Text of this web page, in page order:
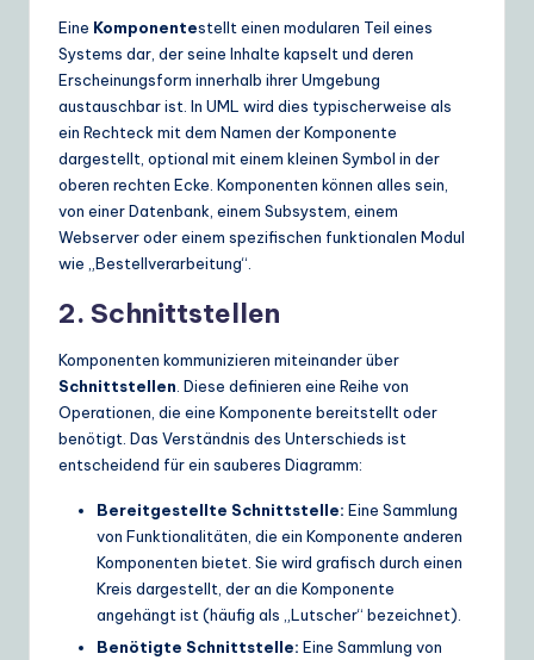
Eine Komponentestellt einen modularen Teil eines
Systems dar, der seine Inhalte kapselt und deren
Erscheinungsform innerhalb ihrer Umgebung
austauschbar ist. In UML wird dies typischerweise als
ein Rechteck mit dem Namen der Komponente
dargestellt, optional mit einem kleinen Symbol in der
oberen rechten Ecke. Komponenten können alles sein,
von einer Datenbank, einem Subsystem, einem
Webserver oder einem spezifischen funktionalen Modul
wie „Bestellverarbeitung“.
2. Schnittstellen
Komponenten kommunizieren miteinander über
Schnittstellen . Diese definieren eine Reihe von
Operationen, die eine Komponente bereitstellt oder
benötigt. Das Verständnis des Unterschieds ist
entscheidend für ein sauberes Diagramm:
Bereitgestellte Schnittstelle: Eine Sammlung
von Funktionalitäten, die ein Komponente anderen
Komponenten bietet. Sie wird grafisch durch einen
Kreis dargestellt, der an die Komponente
angehängt ist (häufig als „Lutscher“ bezeichnet).
Benötigte Schnittstelle: Eine Sammlung von